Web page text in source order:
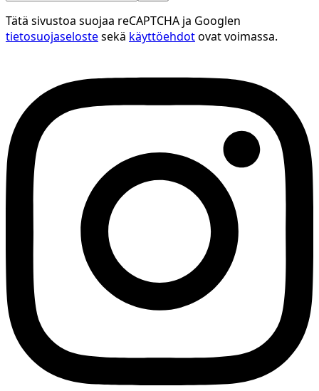
Tätä sivustoa suojaa reCAPTCHA ja Googlen
tietosuojaselostesekä käyttöehdotovat voimassa.